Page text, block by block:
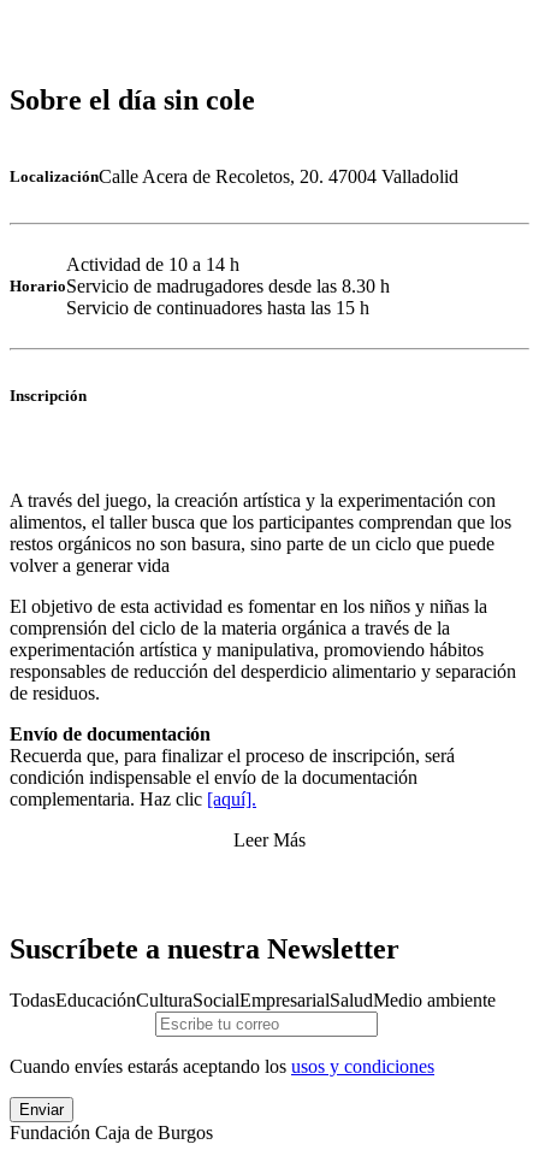
Sobre el día sin cole
LocalizaciónCalle Acera de Recoletos, 20. 47004 Valladolid
Horario
Actividad de 10 a 14 h
Servicio de madrugadores desde las 8.30 h
Servicio de continuadores hasta las 15 h
Inscripción
A través del juego, la creación artística y la experimentación con
alimentos, el taller busca que los participantes comprendan que los
restos orgánicos no son basura, sino parte de un ciclo que puede
volver a generar vida
El objetivo de esta actividad es fomentar en los niños y niñas la
comprensión del ciclo de la materia orgánica a través de la
experimentación artística y manipulativa, promoviendo hábitos
responsables de reducción del desperdicio alimentario y separación
de residuos.
Envío de documentación
Recuerda que, para finalizar el proceso de inscripción, será
condición indispensable el envío de la documentación
complementaria. Haz clic [aquí].
Leer Más
Suscríbete a nuestra Newsletter
TodasEducaciónCulturaSocialEmpresarialSaludMedio ambiente
Cuando envíes estarás aceptando los usos y condiciones
Enviar
Fundación Caja de Burgos